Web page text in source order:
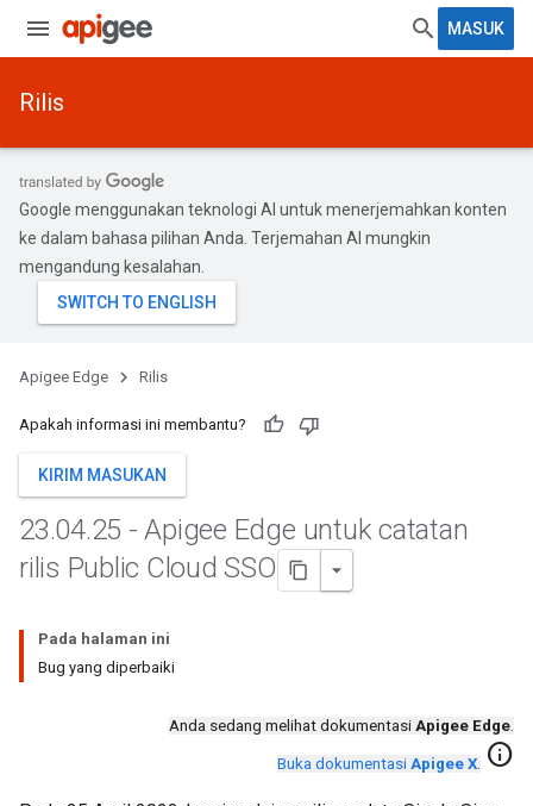
MASUK
Rilis
Google menggunakan teknologi AI untuk menerjemahkan konten
ke dalam bahasa pilihan Anda. Terjemahan AI mungkin
mengandung kesalahan.
Apigee Edge Rilis
Apakah informasi ini membantu?
KIRIM MASUKAN
23.04.25 - Apigee Edge untuk catatan
rilis Public Cloud SSO
Pada halaman ini
Bug yang diperbaiki
Anda sedang melihat dokumentasi Apigee Edge.
Buka dokumentasi Apigee X. info